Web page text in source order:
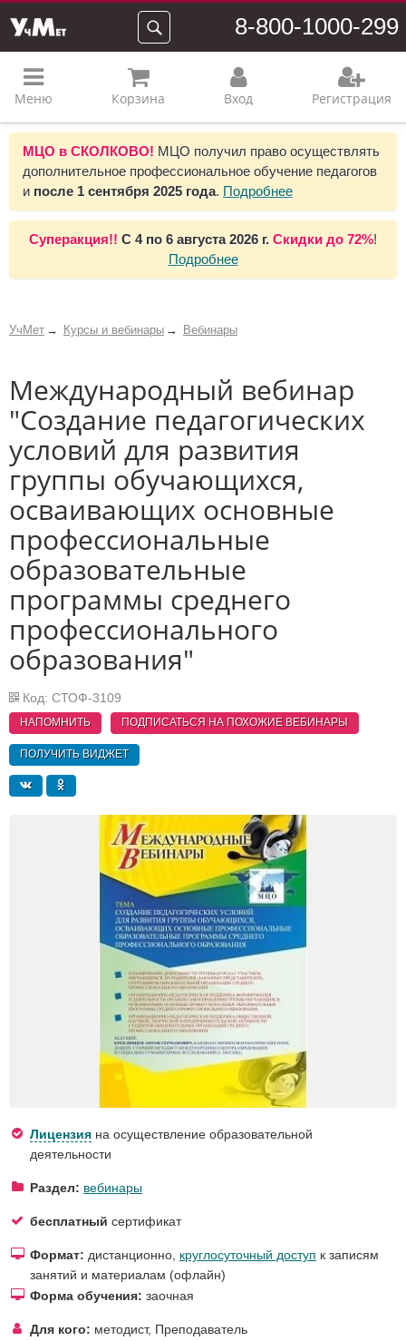
8-800-1000-299
Меню Корзина Вход Регистрация
МЦО в СКОЛКОВО! МЦО получил право осуществлять
дополнительное профессиональное обучение педагогов
и после 1 сентября 2025 года. Подробнее
Суперакция!! С 4 по 6 августа 2026 г. Скидки до 72%!
Подробнее
УчМет Курсы и вебинары Вебинары
Международный вебинар
"Создание педагогических
условий для развития
группы обучающихся,
осваивающих основные
профессиональные
образовательные
программы среднего
профессионального
образования"
Код: СТОФ-3109
НАПОМНИТЬ ПОДПИСАТЬСЯ НА ПОХОЖИЕВЕБИНАРЫ
ПОЛУЧИТЬ ВИДЖЕТ
Лицензия на осуществление образовательной
деятельности
Раздел: вебинары
бесплатный сертификат
Формат: дистанционно, круглосуточный доступ к записям
занятий и материалам (офлайн)
Форма обучения: заочная
Для кого: методист, Преподаватель